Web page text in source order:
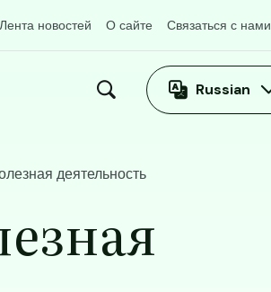
Лента новостей О сайте Связаться с нами
Russian
деятельность